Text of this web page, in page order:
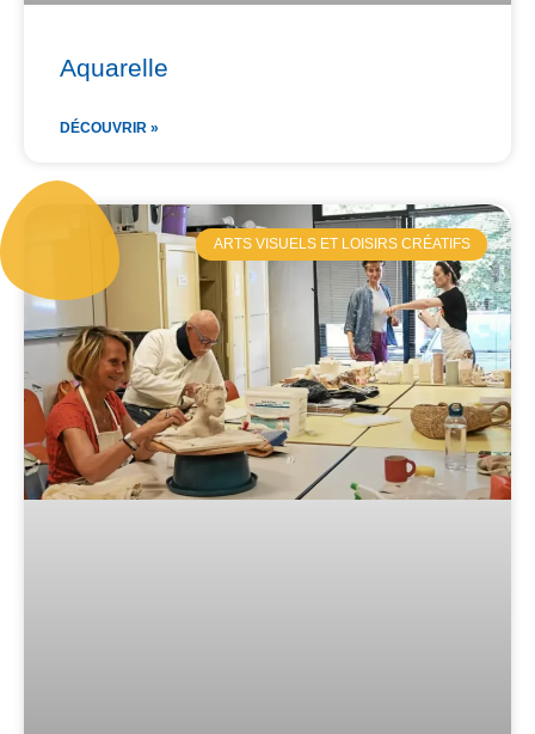
Aquarelle
DÉCOUVRIR »
ARTS VISUELS ET LOISIRS CRÉATIFS